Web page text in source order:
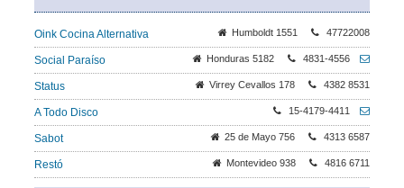
Oink Cocina Alternativa Humboldt 1551 47722008
Social Paraíso Honduras 5182 4831-4556
Status Virrey Cevallos 178 4382 8531
A Todo Disco 15-4179-4411
Sabot 25 de Mayo 756 4313 6587
Restó Montevideo 938 4816 6711